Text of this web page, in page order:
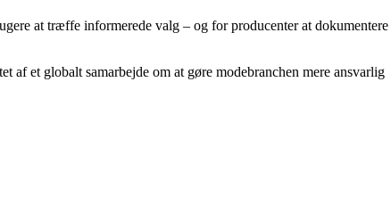
at træffe informerede valg – og for producenter at dokumentere
af et globalt samarbejde om at gøre modebranchen mere ansvarlig